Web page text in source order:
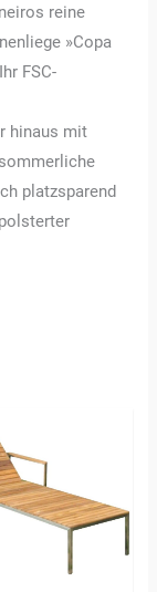
reine
»Copa
FSC-
hinaus mit
platzsparend